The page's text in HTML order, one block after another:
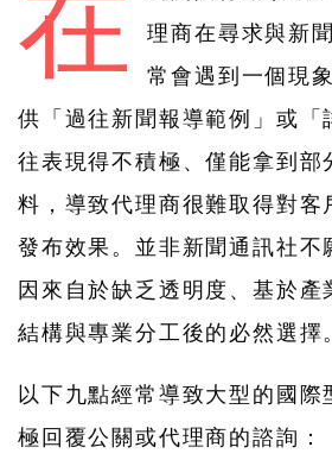
理商在尋求與新
常會遇到一個現
供「過往新聞報導範例」或「
往表現得不積極、僅能拿到部
料，導致代理商很難取得對客
發布效果。並非新聞通訊社不
因來自於缺乏透明度、基於產
結構與專業分工後的必然選擇。
以下九點經常導致大型的國際
極回覆公關或代理商的諮詢：